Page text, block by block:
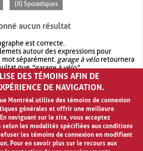
(X) Sporadiques
aucun résultat
est correcte.
autour des expressions pour
séparément. garage à véloretournera
que"garage à vélo".
recherche avec OR.garage OR vélo
plus de résultat quegarage à vélo
DES TÉMOINS AFIN DE
DE NAVIGATION.
Montréal utilise des témoins de connexion
générales et offrir une meilleure
naviguant sur le site, vous acceptez
les modalités spécifiées aux conditions
les témoins de connexion en modifiant
Pour en savoir plus sur le recours aux